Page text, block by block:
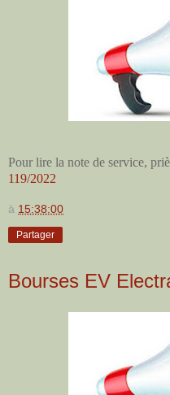
Pour lire la note de service,
119/2022
à 15:38:00
Partager
Bourses EV